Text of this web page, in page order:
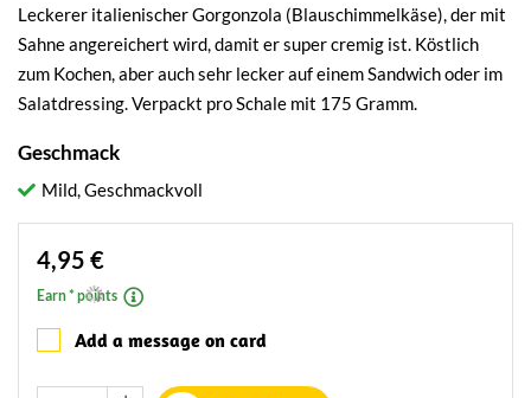
Leckerer italienischer Gorgonzola (Blauschimmelkäse), der mit
Sahne angereichert wird, damit er super cremig ist. Köstlich
zum Kochen, aber auch sehr lecker auf einem Sandwich oder im
Salatdressing. Verpackt pro Schale mit 175 Gramm.
Geschmack
Mild, Geschmackvoll
4,95 €
Earn * points
Add a message on card